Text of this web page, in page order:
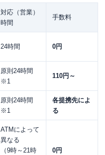
対応（営業）
時間
手数料
24時間 0円
原則24時間
※1
110円～
原則24時間
※1
各提携先によ
る
ATMによって
異なる
（9時～21時
0円